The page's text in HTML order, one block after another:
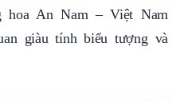
hoa An Nam – Việt Nam
giàu tính biểu tượng và